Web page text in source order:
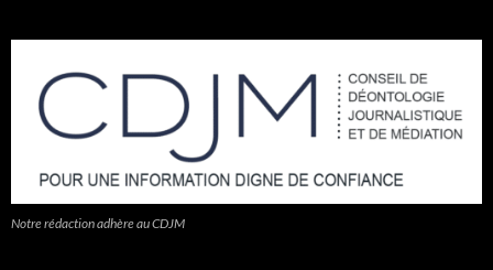
Notre rédaction adhère au CDJM